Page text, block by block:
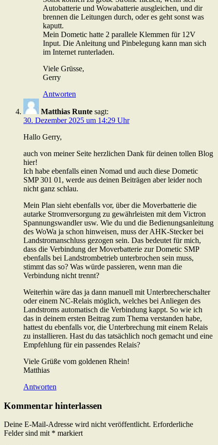
Autobatterie und Wowabatterie ausgleichen, und dir
brennen die Leitungen durch, oder es geht sonst was
kaputt.
Mein Dometic hatte 2 parallele Klemmen für 12V
Input. Die Anleitung und Pinbelegung kann man sich
im Internet runterladen.
Viele Grüsse,
Gerry
Antworten
Matthias Runte sagt:
30. Dezember 2025 um 14:29 Uhr
Hallo Gerry,
auch von meiner Seite herzlichen Dank für deinen tollen Blog
hier!
Ich habe ebenfalls einen Nomad und auch diese Dometic
SMP 301 01, werde aus deinen Beiträgen aber leider noch
nicht ganz schlau.
Mein Plan sieht ebenfalls vor, über die Moverbatterie die
autarke Stromversorgung zu gewährleisten mit dem Victron
Spannungswandler usw. Wie du und die Bedienungsanleitung
des WoWa ja schon hinweisen, muss der AHK-Stecker bei
Landstromanschluss gezogen sein. Das bedeutet für mich,
dass die Verbindung der Moverbatterie zur Dometic SMP
ebenfalls bei Landstrombetrieb unterbrochen sein muss,
stimmt das so? Was würde passieren, wenn man die
Verbindung nicht trennt?
Weiterhin wäre das ja dann manuell mit Unterbrecherschalter
oder einem NC-Relais möglich, welches bei Anliegen des
Landstroms automatisch die Verbindung kappt. So wie ich
das in deinem ersten Beitrag zum Thema verstanden habe,
hattest du ebenfalls vor, die Unterbrechung mit einem Relais
zu installieren. Hast du das tatsächlich noch gemacht und eine
Empfehlung für ein passendes Relais?
Viele Grüße vom goldenen Rhein!
Matthias
Antworten
Kommentar hinterlassen
Deine E-Mail-Adresse wird nicht veröffentlicht. Erforderliche
Felder sind mit * markiert